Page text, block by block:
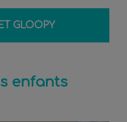
GLOOPY
enfants